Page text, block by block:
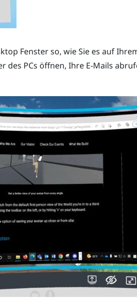
Fenster so, wie Sie es auf
des PCs öffnen, Ihre E-Mails